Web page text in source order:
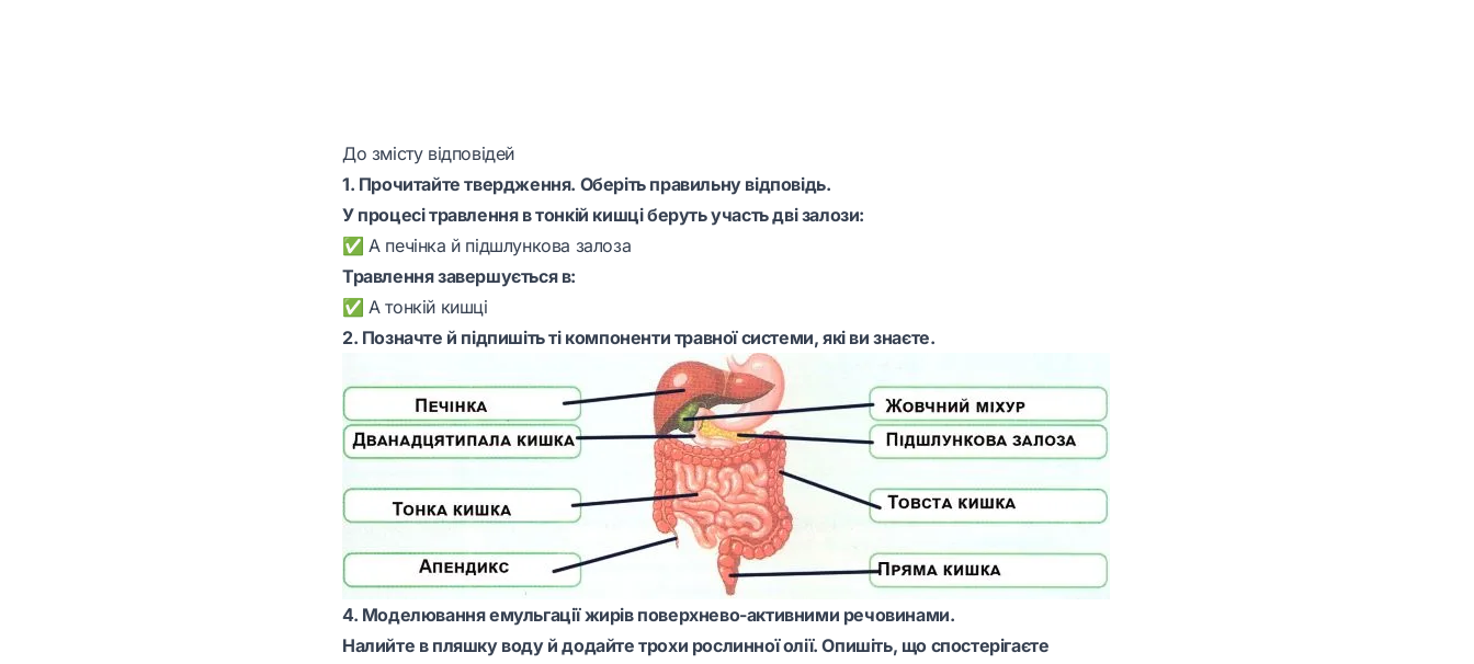
До змісту відповідей
1. Прочитайте твердження. Оберіть правильну відповідь.
У процесі травлення в тонкій кишці беруть участь дві залози:
✅ А печінка й підшлункова залоза
Травлення завершується в:
✅ А тонкій кишці
2. Позначте й підпишіть ті компоненти травної системи, які ви знаєте.
4. Моделювання емульгації жирів поверхнево-активними речовинами.
Налийте в пляшку воду й додайте трохи рослинної олії. Опишіть, що спостерігаєте